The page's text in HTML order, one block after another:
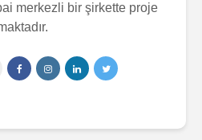
merkezli bir şirkette proje